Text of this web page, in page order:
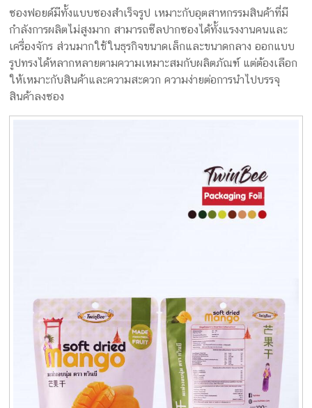
ซองฟอยด์มีทั้งแบบซองสำเร็จรูป เหมาะกับอุตสาหกรรมสินค้าที่มี
กำลังการผลิตไม่สูงมาก สามารถซีลปากซองได้ทั้งแรงงานคนและ
เครื่องจักร ส่วนมากใช้ในธุรกิจขนาดเล็กและขนาดกลาง ออกแบบ
รูปทรงได้หลากหลายตามความเหมาะสมกับผลิตภัณฑ์ แต่ต้องเลือก
ให้เหมาะกับสินค้าและความสะดวก ความง่ายต่อการนำไปบรรจุ
สินค้าลงซอง